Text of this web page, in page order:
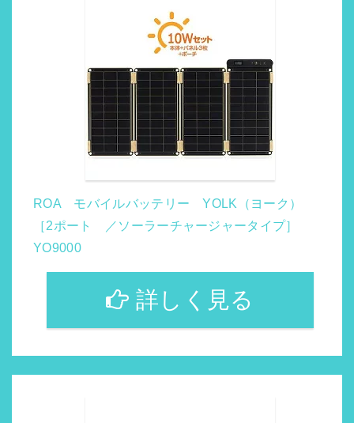
ROA モバイルバッテリー YOLK（ヨーク）
［2ポート ／ソーラーチャージャータイプ］
YO9000
詳しく見る